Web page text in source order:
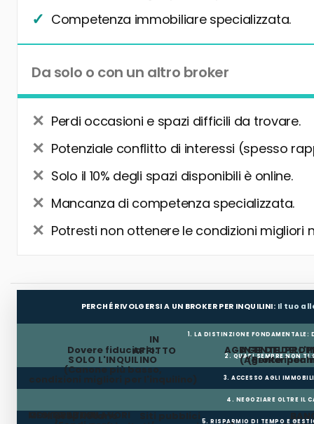
Competenza immobiliare specializzata.
Da solo o con un altro broker
Perdi occasioni e spazi difficili da trovare.
Potenziale conflitto di interessi (spesso
Solo il 10% degli spazi disponibili è online.
Mancanza di competenza specializzata.
Potresti non ottenere le condizioni migliori
PERCHÉ RIVOLGERSI A UN BROKER PER INQUILINI: Il tuo
1. LA DISTINZIONE FONDAMENTALE:
AGENTE DEL
(Agente
IN
AFFITTO
AGENTE
(Broker per
Dovere fiduciario:
SOLO L'INQUILINO
(Canone più basso,
condizioni migliori per l'inquilino)
2. QUASI SEMPRE NON TI
3. ACCESSO AGLI
4. NEGOZIARE OLTRE IL
Il proprietario Siti pubblici
MESI GRATUITI
CONTRIBUTO LAVORI 5. RISPARMIO DI TEMPO E